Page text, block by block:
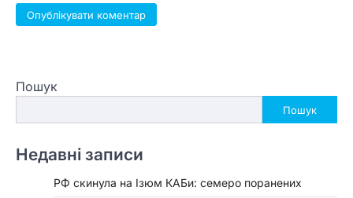
Пошук
Пошук
Недавні записи
РФ скинула на Ізюм КАБи: семеро поранених